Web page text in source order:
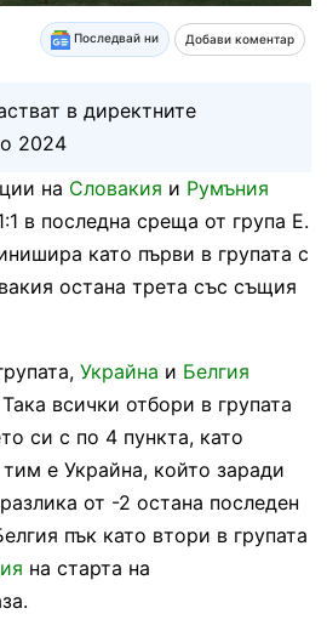
Последвай ни Добави коментар
в директните
2024
на Словакия и Румъния
в последна среща от група Е.
като първи в групата с
остана трета със същия
Украйна и Белгия
всички отбори в групата
си с по 4 пункта, като
е Украйна, който заради
от -2 остана последен
пък като втори в групата
на старта на